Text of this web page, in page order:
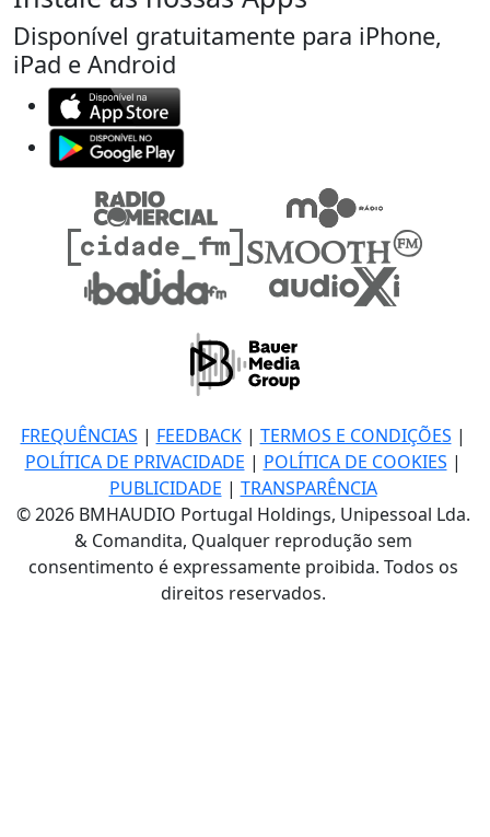
Disponível gratuitamente para iPhone,
iPad e Android
FREQUÊNCIAS | FEEDBACK| TERMOS E CONDIÇÕES |
POLÍTICA DE PRIVACIDADE | POLÍTICA DE COOKIES |
PUBLICIDADE | TRANSPARÊNCIA
© 2026 BMHAUDIO Portugal Holdings, Unipessoal Lda.
& Comandita, Qualquer reprodução sem
consentimento é expressamente proibida. Todos os
direitos reservados.